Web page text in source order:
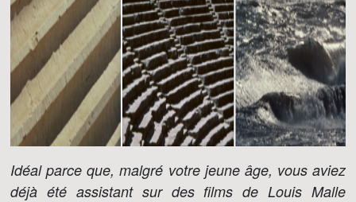
Idéal parce que, malgré votre jeune âge, vous aviez
déjà été assistant sur des films de Louis Malle